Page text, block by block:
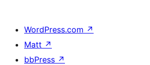
WordPress.com ↗
Matt ↗
bbPress ↗